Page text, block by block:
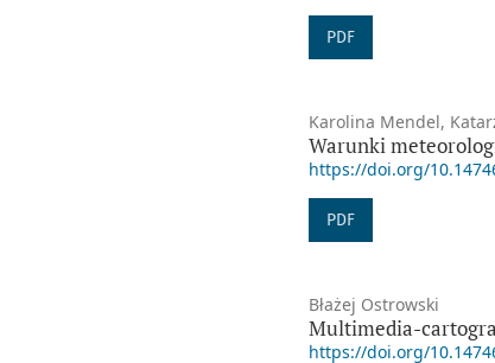
PDF
Karolina Mendel,
Warunki
https://doi.org/
PDF
Błażej Ostrowski
Multimedia-
https://doi.org/